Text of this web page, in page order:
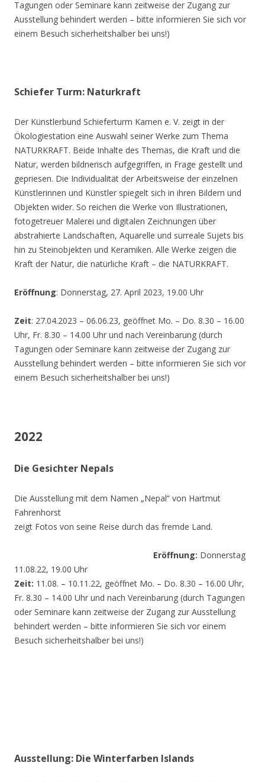
Tagungen oder Seminare kann zeitweise der Zugang zur
Ausstellung behindert werden – bitte informieren Sie sich vor
einem Besuch sicherheitshalber bei uns!)
Schiefer Turm: Naturkraft
Der Künstlerbund Schieferturm Kamen e. V. zeigt in der
Ökologiestation eine Auswahl seiner Werke zum Thema
NATURKRAFT. Beide Inhalte des Themas, die Kraft und die
Natur, werden bildnerisch aufgegriffen, in Frage gestellt und
gepriesen. Die Individualität der Arbeitsweise der einzelnen
Künstlerinnen und Künstler spiegelt sich in ihren Bildern und
Objekten wider. So reichen die Werke von Illustrationen,
fotogetreuer Malerei und digitalen Zeichnungen über
abstrahierte Landschaften, Aquarelle und surreale Sujets bis
hin zu Steinobjekten und Keramiken. Alle Werke zeigen die
Kraft der Natur, die natürliche Kraft – die NATURKRAFT.
Eröffnung: Donnerstag, 27. April 2023, 19.00 Uhr
Zeit: 27.04.2023 – 06.06.23, geöffnet Mo. – Do. 8.30 – 16.00
Uhr, Fr. 8.30 – 14.00 Uhr und nach Vereinbarung (durch
Tagungen oder Seminare kann zeitweise der Zugang zur
Ausstellung behindert werden – bitte informieren Sie sich vor
einem Besuch sicherheitshalber bei uns!)
2022
Die Gesichter Nepals
Die Ausstellung mit dem Namen „Nepal“ von Hartmut
Fahrenhorst
zeigt Fotos von seine Reise durch das fremde Land.
Eröffnung: Donnerstag
11.08.22, 19.00 Uhr
Zeit: 11.08. – 10.11.22, geöffnet Mo. – Do. 8.30 – 16.00 Uhr,
Fr. 8.30 – 14.00 Uhr und nach Vereinbarung (durch Tagungen
oder Seminare kann zeitweise der Zugang zur Ausstellung
behindert werden – bitte informieren Sie sich vor einem
Besuch sicherheitshalber bei uns!)
Ausstellung: Die Winterfarben Islands